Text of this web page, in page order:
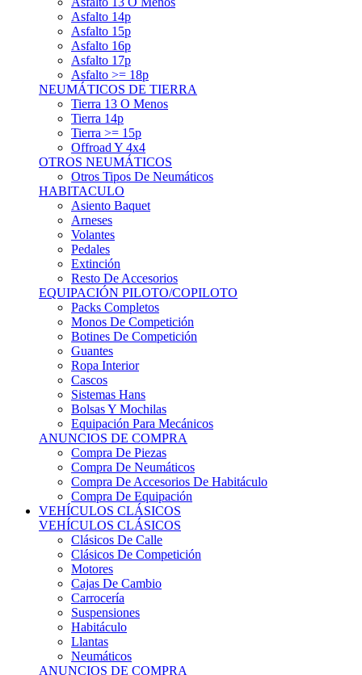
Asfalto 15p
Asfalto 16p
Asfalto 17p
Asfalto >= 18p
NEUMÁTICOS DE TIERRA
Tierra 13 O Menos
Tierra 14p
Tierra >= 15p
Offroad Y 4x4
OTROS NEUMÁTICOS
Otros Tipos De Neumáticos
HABITACULO
Asiento Baquet
Arneses
Volantes
Pedales
Extinción
Resto De Accesorios
EQUIPACIÓN PILOTO/COPILOTO
Packs Completos
Monos De Competición
Botines De Competición
Guantes
Ropa Interior
Cascos
Sistemas Hans
Bolsas Y Mochilas
Equipación Para Mecánicos
ANUNCIOS DE COMPRA
Compra De Piezas
Compra De Neumáticos
Compra De Accesorios De Habitáculo
Compra De Equipación
VEHÍCULOS CLÁSICOS
VEHÍCULOS CLÁSICOS
Clásicos De Calle
Clásicos De Competición
Motores
Cajas De Cambio
Carrocería
Suspensiones
Habitáculo
Llantas
Neumáticos
ANUNCIOS DE COMPRA
Compra De Competición